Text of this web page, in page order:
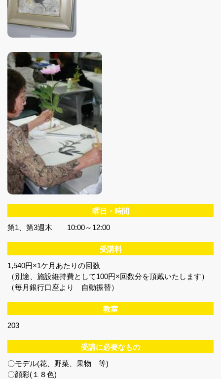
曜日・時間
第1、第3週木 10:00～12:00
受講料
1,540円×1ケ月あたりの回数
（別途、施設維持費として100円×回数分を頂戴いたします）
（毎月銀行口座より 自動振替）
教室
203
受講に必要なもの
〇モデル(花、野菜、果物 等)
〇顔彩(１８色)